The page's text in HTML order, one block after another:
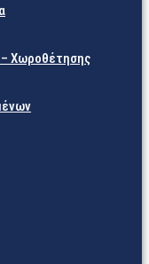
– Χωροθέτησης